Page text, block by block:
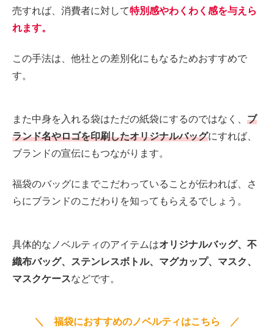
売すれば、消費者に対して特別感やわくわく感を与えら
れます。
この手法は、他社との差別化にもなるためおすすめで
す。
また中身を入れる袋はただの紙袋にするのではなく、 ブ
ランド名やロゴを印刷したオリジナルバッグにすれば、
ブランドの宣伝にもつながります。
福袋のバッグにまでこだわっていることが伝われば、さ
らにブランドのこだわりを知ってもらえるでしょう。
具体的なノベルティのアイテムはオリジナルバッグ、不
織布バッグ、ステンレスボトル、マグカップ、マスク、
マスクケースなどです。
＼ 福袋におすすめのノベルティはこちら ／